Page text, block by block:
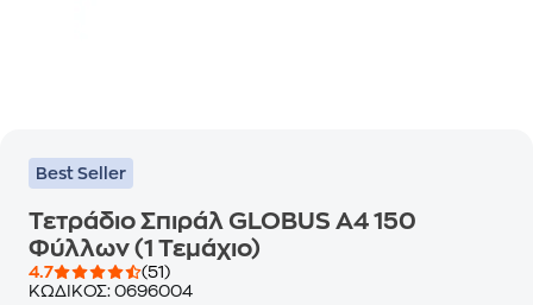
Best Seller
Τετράδιο Σπιράλ GLOBUS A4 150
Φύλλων (1 Τεμάχιο)
4.7
(51)
ΚΩΔΙΚΟΣ: 0696004